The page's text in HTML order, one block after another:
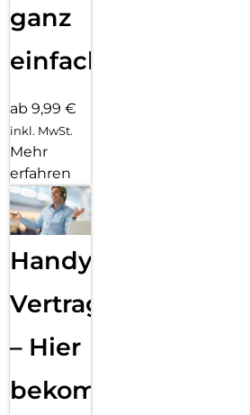
ganz
einfach
ab 9,99 €
inkl. MwSt.
Mehr
erfahren
Handy
Vertragsabwicklung
– Hier
bekommst